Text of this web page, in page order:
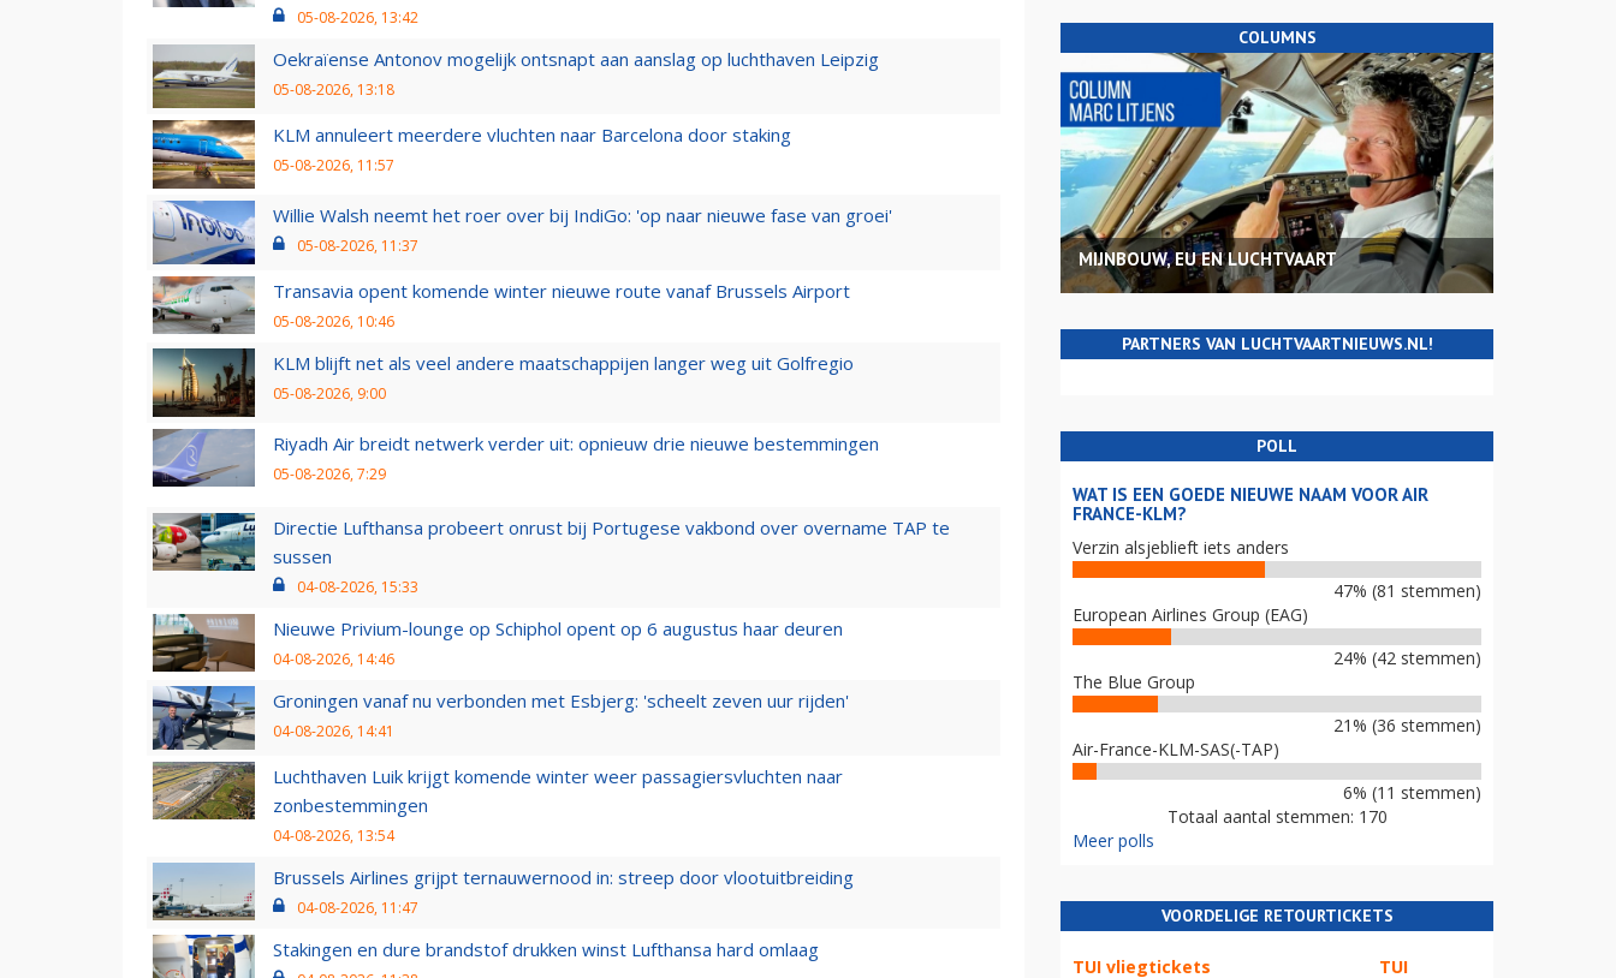
05-08-2026, 13:42
Oekraïense Antonov mogelijk ontsnapt aan aanslag op luchthaven Leipzig
05-08-2026, 13:18
KLM annuleert meerdere vluchten naar Barcelona door staking
05-08-2026, 11:57
Willie Walsh neemt het roer over bij IndiGo: 'op naar nieuwe fase van groei'
05-08-2026, 11:37
Transavia opent komende winter nieuwe route vanaf Brussels Airport
05-08-2026, 10:46
KLM blijft net als veel andere maatschappijen langer weg uit Golfregio
05-08-2026, 9:00
Riyadh Air breidt netwerk verder uit: opnieuw drie nieuwe bestemmingen
05-08-2026, 7:29
Directie Lufthansa probeert onrust bij Portugese vakbond over overname TAP te
sussen
04-08-2026, 15:33
Nieuwe Privium-lounge op Schiphol opent op 6 augustus haar deuren
04-08-2026, 14:46
Groningen vanaf nu verbonden met Esbjerg: 'scheelt zeven uur rijden'
04-08-2026, 14:41
Luchthaven Luik krijgt komende winter weer passagiersvluchten naar
zonbestemmingen
04-08-2026, 13:54
Brussels Airlines grijpt ternauwernood in: streep door vlootuitbreiding
04-08-2026, 11:47
Stakingen en dure brandstof drukken winst Lufthansa hard omlaag
COLUMNS
MIJNBOUW, EU EN LUCHTVAART
PARTNERS VAN LUCHTVAARTNIEUWS.NL!
POLL
WAT IS EEN GOEDE NIEUWE NAAM VOOR AIR
FRANCE-KLM?
Verzin alsjeblieft iets anders
47% (81 stemmen)
European Airlines Group (EAG)
24% (42 stemmen)
The Blue Group
21% (36 stemmen)
Air-France-KLM-SAS(-TAP)
6% (11 stemmen)
Totaal aantal stemmen: 170
Meer polls
VOORDELIGE RETOURTICKETS
TUI vliegtickets TUI